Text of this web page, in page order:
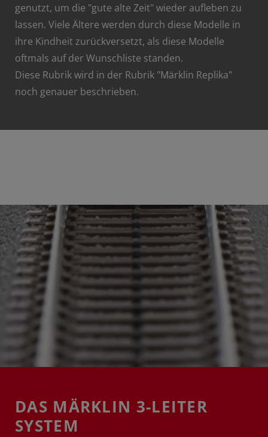
genutzt, um die "gute alte Zeit" wieder aufleben zu
lassen. Viele Ältere werden durch diese Modelle in
ihre Kindheit zurückversetzt, als diese Modelle
oftmals auf der Wunschliste standen.
Diese Rubrik wird in der Rubrik "Märklin Replika"
noch genauer beschrieben.
DAS MÄRKLIN 3-LEITER
SYSTEM